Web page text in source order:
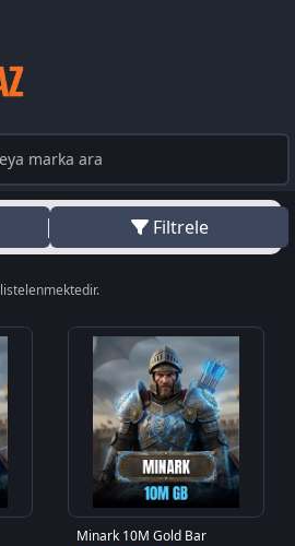
Filtrele
listelenmektedir.
Minark 10M Gold Bar